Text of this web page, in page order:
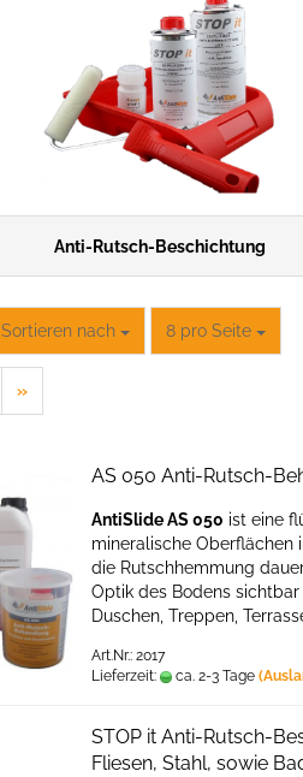
Anti-Rutsch-Beschichtung
Sortieren nach
Sortieren nach 8 pro Seite
pro Seite
»
AS 050 Anti-Rutsch-
AntiSlide AS 050 ist eine
mineralische Oberflächen
die Rutschhemmung
Optik des Bodens
Duschen, Treppen,
Art.Nr.: 2017
Lieferzeit:
ca. 2-3 Tage
STOP it Anti-Rutsch-
Fliesen, Stahl, sowie